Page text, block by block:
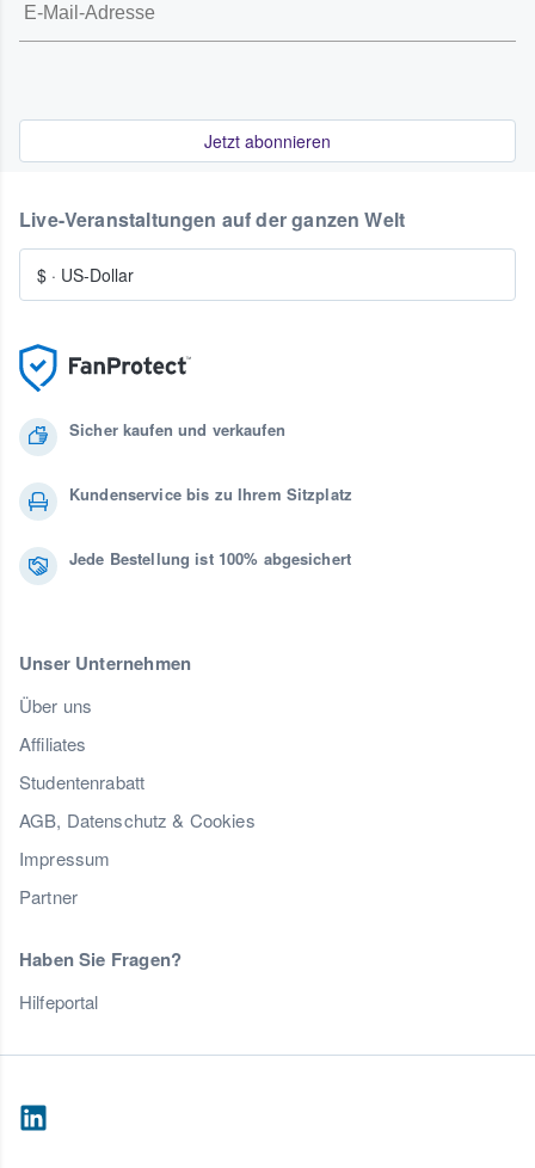
Jetzt abonnieren
Sicher kaufen und verkaufen
Kundenservice bis zu Ihrem Sitzplatz
Jede Bestellung ist 100% abgesichert
Unser Unternehmen
Über uns
Affiliates
Studentenrabatt
AGB, Datenschutz & Cookies
Impressum
Partner
Haben Sie Fragen?
Hilfeportal
Live-Veranstaltungen auf der ganzen Welt
$ · US-Dollar